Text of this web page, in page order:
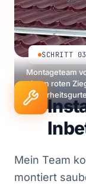
Montageteam
einem roten
SCHRITT 03
SCHRITT
Mein Team
montiert